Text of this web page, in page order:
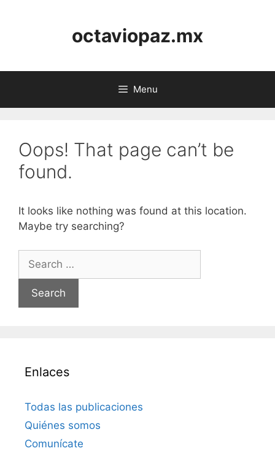
octaviopaz.mx
Menu
Oops! That page can’t be
found.
It looks like nothing was found at this location.
Maybe try searching?
for:
Enlaces
Todas las publicaciones
Quiénes somos
Comunícate